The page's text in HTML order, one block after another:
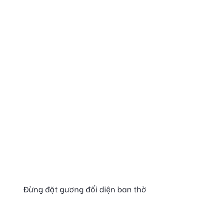
Đừng đặt gương đối diện ban thờ